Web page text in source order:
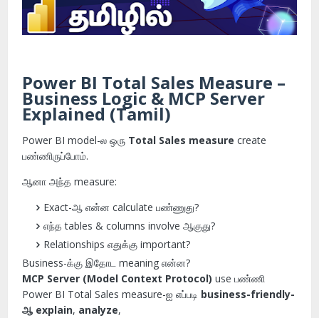
Power BI Total Sales Measure –
Business Logic & MCP Server
Explained (Tamil)
Power BI model-ல ஒரு Total Sales measure create
பண்ணிருப்போம்.
ஆனா அந்த measure:
Exact-ஆ என்ன calculate பண்ணுது?
எந்த tables & columns involve ஆகுது?
Relationships எதுக்கு important?
Business-க்கு இதோட meaning என்ன?
MCP Server (Model Context Protocol) use பண்ணி
Power BI Total Sales measure-ஐ எப்படி business-friendly-
ஆ explain, analyze,